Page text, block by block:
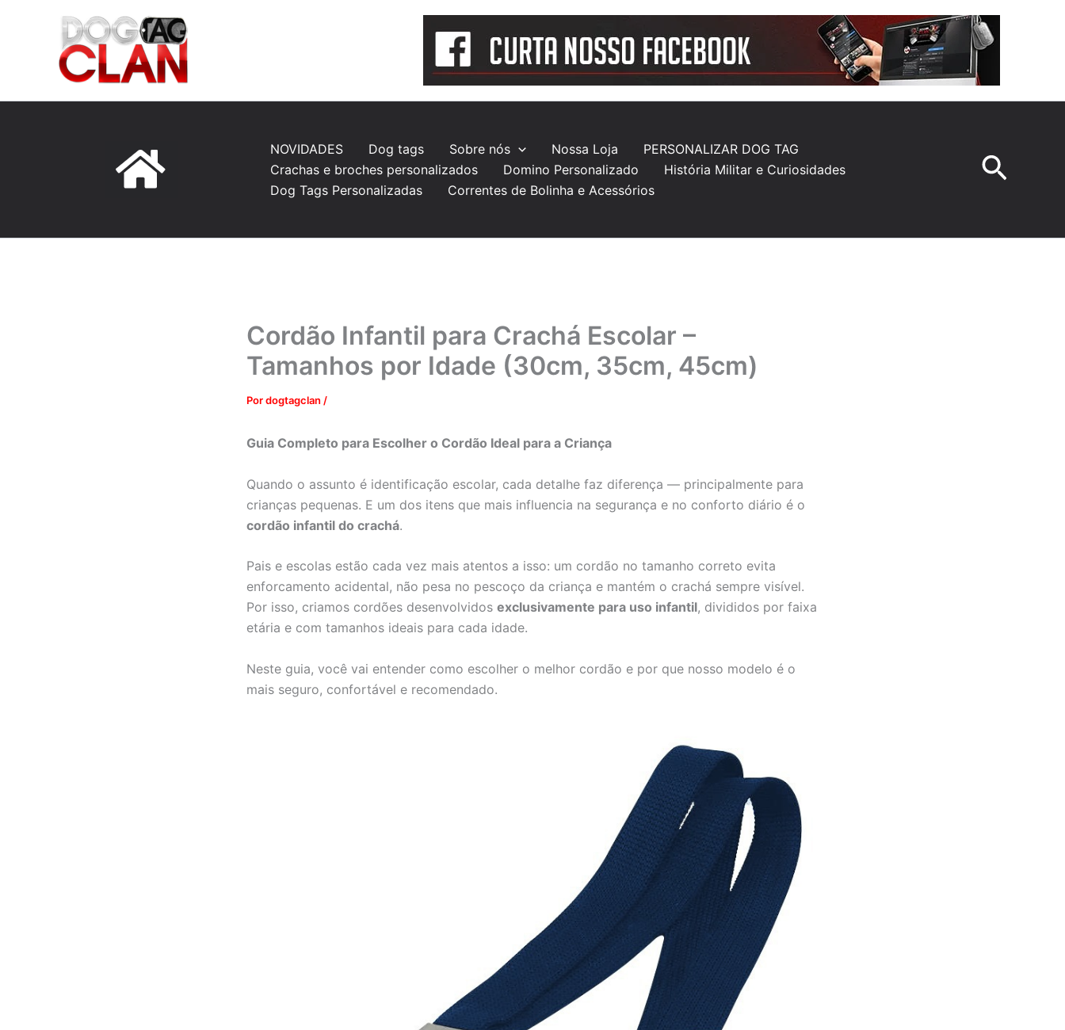
NOVIDADES Dog tags Sobre nós Nossa Loja
PERSONALIZAR DOG TAG
Crachas e broches personalizados
Domino Personalizado
História Militar e Curiosidades
Dog Tags Personalizadas
Correntes de Bolinha e Acessórios
Cordão Infantil para Crachá Escolar –
Tamanhos por Idade (30cm, 35cm, 45cm)
Pordogtagclan /
Guia Completo para Escolher o Cordão Ideal para a Criança
Quando o assunto é identificação escolar, cada detalhe faz diferença — principalmente para
crianças pequenas. E um dos itens que mais influencia na segurança e no conforto diário é o
cordão infantil do crachá.
Pais e escolas estão cada vez mais atentos a isso: um cordão no tamanho correto evita
enforcamento acidental, não pesa no pescoço da criança e mantém o crachá sempre visível.
Por isso, criamos cordões desenvolvidos exclusivamente para uso infantil, divididos por faixa
etária e com tamanhos ideais para cada idade.
Neste guia, você vai entender como escolher o melhor cordão e por que nosso modelo é o
mais seguro, confortável e recomendado.